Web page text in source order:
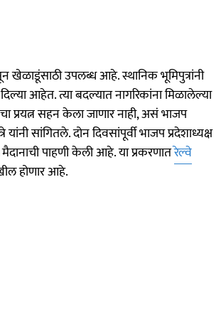
खेळाडूंसाठी उपलब्ध आहे. स्थानिक भूमिपुत्रांनी
आहेत. त्या बदल्यात नागरिकांना मिळालेल्या
प्रयत्न सहन केला जाणार नाही, असं भाजप
सांगितले. दोन दिवसांपूर्वी भाजप प्रदेशाध्यक्ष
मैदानाची पाहणी केली आहे. या प्रकरणातरेल्वे
होणार आहे.